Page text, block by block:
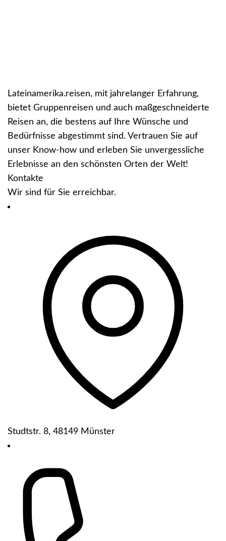
Lateinamerika.reisen, mit jahrelanger Erfahrung,
bietet Gruppenreisen und auch maßgeschneiderte
Reisen an, die bestens auf Ihre Wünsche und
Bedürfnisse abgestimmt sind. Vertrauen Sie auf
unser Know-how und erleben Sie unvergessliche
Erlebnisse an den schönsten Orten der Welt!
Kontakte
Wir sind für Sie erreichbar.
Studtstr. 8, 48149 Münster